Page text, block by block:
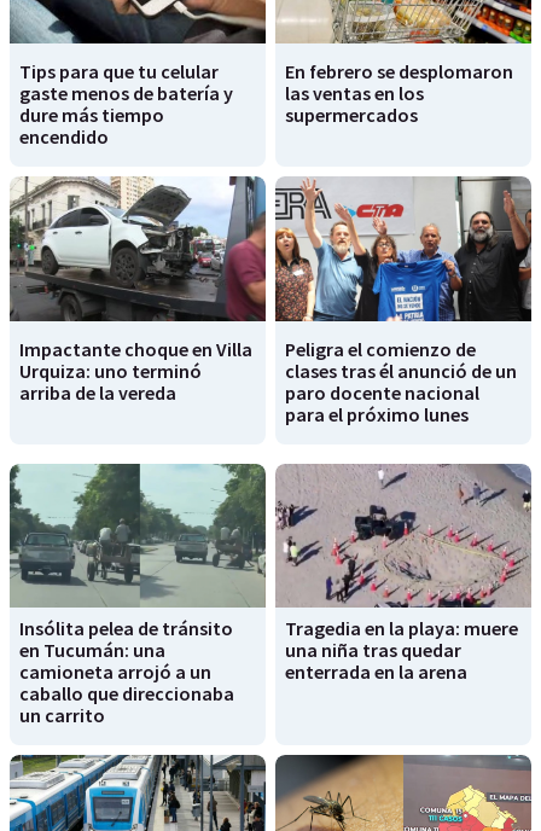
Tips para que tu celular
gaste menos de batería y
dure más tiempo
encendido
En febrero se desplomaron
las ventas en los
supermercados
Impactante choque en Villa
Urquiza: uno terminó
arriba de la vereda
Peligra el comienzo de
clases tras él anunció de un
paro docente nacional
para el próximo lunes
Insólita pelea de tránsito
en Tucumán: una
camioneta arrojó a un
caballo que direccionaba
un carrito
Tragedia en la playa: muere
una niña tras quedar
enterrada en la arena